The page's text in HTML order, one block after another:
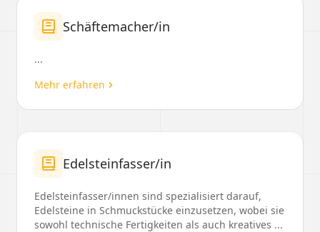
Schäftemacher/in
...
Mehr erfahren
Edelsteinfasser/in
Edelsteinfasser/innen sind spezialisiert darauf,
Edelsteine in Schmuckstücke einzusetzen, wobei sie
sowohl technische Fertigkeiten als auch kreatives ...